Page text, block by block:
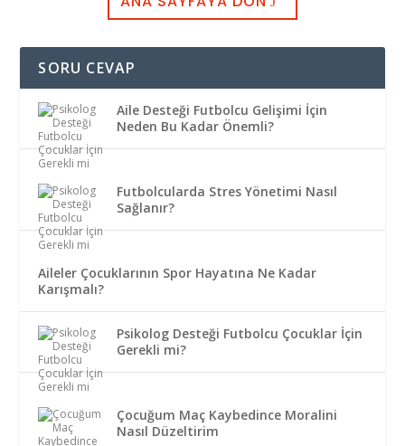
SORU CEVAP
Aile Desteği Futbolcu Gelişimi İçin
Neden Bu Kadar Önemli?
Futbolcularda Stres Yönetimi Nasıl
Sağlanır?
Aileler Çocuklarının Spor Hayatına Ne Kadar
Karışmalı?
Psikolog Desteği Futbolcu Çocuklar İçin
Gerekli mi?
Çocuğum Maç Kaybedince Moralini
Nasıl Düzeltirim